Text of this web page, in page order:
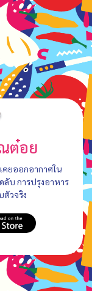
ต๋อย
คยออกอากาศใน
บ การปรุงอาหาร
ตัวจริง